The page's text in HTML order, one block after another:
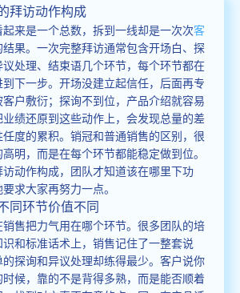
拜访动作构成
来是一个总数，拆到一线却是一次次客
结果。一次完整拜访通常包含开场白、探
处理、结束语几个环节，每个环节都在
下一步。开场没建立起信任，后面再专
户敷衍；探询不到位，产品介绍就容易
绩还原到这些动作上，会发现总量的差
度的累积。销冠和普通销售的区别，很
明，而是在每个环节都能稳定做到位。
动作构成，团队才知道该在哪里下功
求大家再努力一点。
同环节价值不同
售把力气用在哪个环节。很多团队的培
和标准话术上，销售记住了一整套说
探询和异议处理却练得最少。客户说你
候，靠的不是背得多熟，而是能否顺着